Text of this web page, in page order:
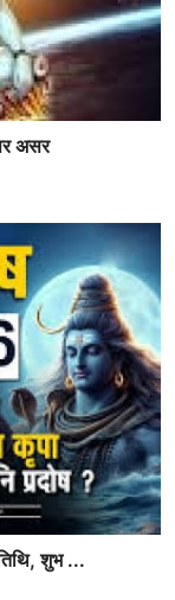
असर
शुभ ...